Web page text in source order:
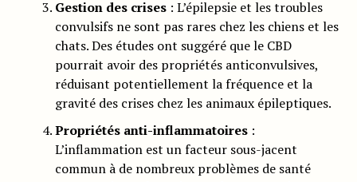
Gestion des crises : L’épilepsie et les troubles
convulsifs ne sont pas rares chez les chiens et les
chats. Des études ont suggéré que le CBD
pourrait avoir des propriétés anticonvulsives,
réduisant potentiellement la fréquence et la
gravité des crises chez les animaux épileptiques.
Propriétés anti-inflammatoires :
L’inflammation est un facteur sous-jacent
commun à de nombreux problèmes de santé